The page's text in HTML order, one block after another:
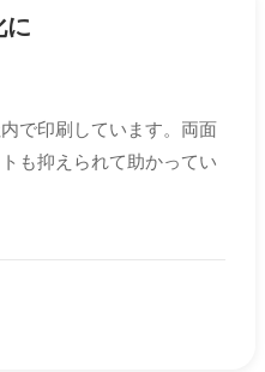
に
で印刷しています。両面
も抑えられて助かってい